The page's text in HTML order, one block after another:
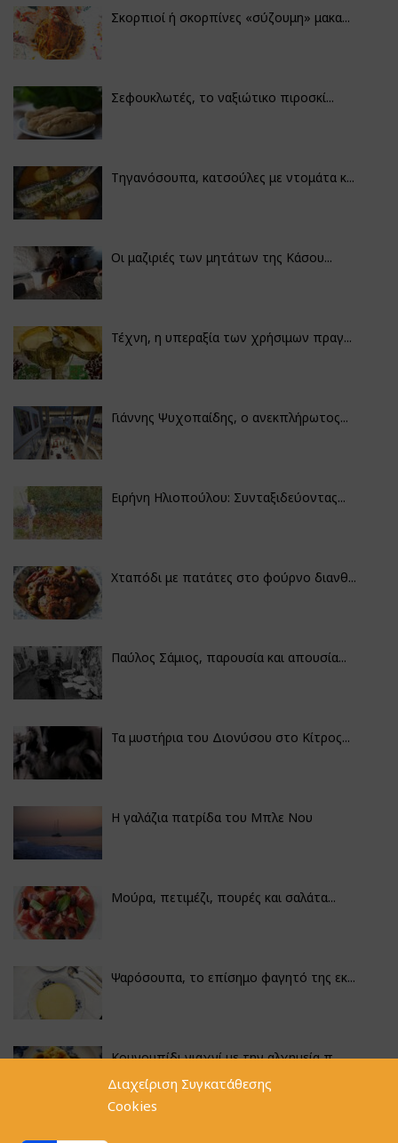
Διαχείριση Συγκατάθεσης
Cookies
Σκορπιοί ή σκορπίνες «σύζουμη» μακα...
Σεφουκλωτές, το ναξιώτικο πιροσκί...
Τηγανόσουπα, κατσούλες με ντομάτα κ...
Οι μαζιριές των μητάτων της Κάσου...
Τέχνη, η υπεραξία των χρήσιμων πραγ...
Γιάννης Ψυχοπαίδης, ο ανεκπλήρωτος...
Ειρήνη Ηλιοπούλου: Συνταξιδεύοντας...
Χταπόδι με πατάτες στο φούρνο διανθ...
Παύλος Σάμιος, παρουσία και απουσία...
Τα μυστήρια του Διονύσου στο Κίτρος...
Η γαλάζια πατρίδα του Μπλε Νου
Μούρα, πετιμέζι, πουρές και σαλάτα...
Ψαρόσουπα, το επίσημο φαγητό της εκ...
Κουνουπίδι γιαχνί με την αλχημεία π...